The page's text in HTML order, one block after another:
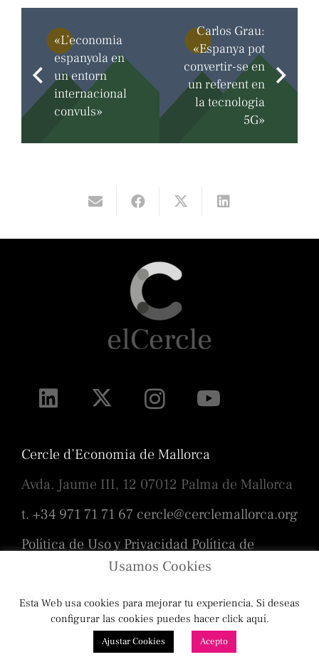
«L’economia
espanyola en
un entorn
internacional
convuls»
Carlos Grau:
«Espanya pot
convertir-se en
un referent en
la tecnologia
5G»
Cercle d’Economia de Mallorca
Avda. Jaume III, 12 07012 Palma de Mallorca
t. +34 971 71 71 67 cercle@cerclemallorca.org
Política de Uso y Privacidad Política de
DiseñoToni Borrás/ Programación
Usamos Cookies
Esta Web usa cookies para mejorar tu experiencia, Si deseas
configurar las cookies puedes hacer click aquí.
Ajustar Cookies Acepto